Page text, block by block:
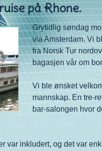
på Rhone.
Grytidlig søndag
via Amsterdam. Vi
fra Norsk Tur
bagasjen vår om
Vi ble ønsket
mannskap. En tre-
bar-salongen hvor
var inkludert, og det var